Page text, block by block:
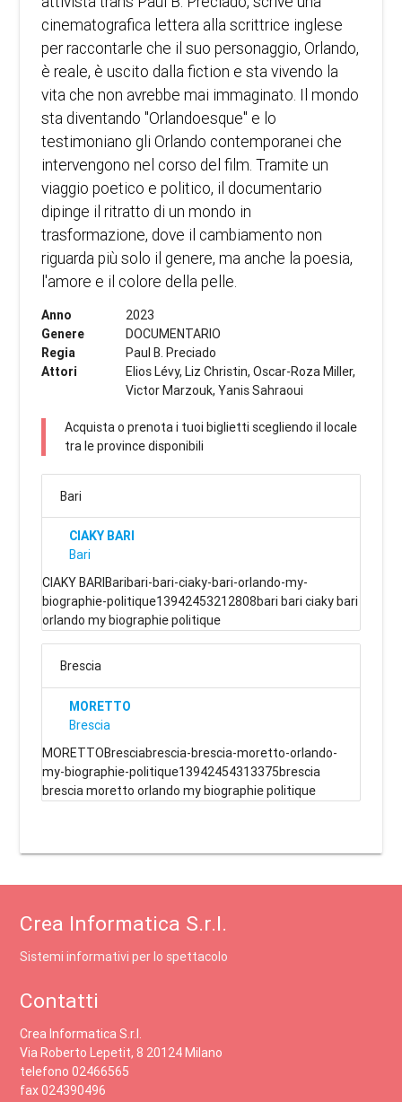
cinematografica lettera alla scrittrice inglese
per raccontarle che il suo personaggio, Orlando,
è reale, è uscito dalla fiction e sta vivendo la
vita che non avrebbe mai immaginato. Il mondo
sta diventando "Orlandoesque" e lo
testimoniano gli Orlando contemporanei che
intervengono nel corso del film. Tramite un
viaggio poetico e politico, il documentario
dipinge il ritratto di un mondo in
trasformazione, dove il cambiamento non
riguarda più solo il genere, ma anche la poesia,
l'amore e il colore della pelle.
Anno
2023
Genere
DOCUMENTARIO
Regia
Paul B. Preciado
Attori
Elios Lévy, Liz Christin, Oscar-Roza Miller,
Victor Marzouk, Yanis Sahraoui
Acquista o prenota i tuoi biglietti scegliendo il locale
tra le province disponibili
Bari
CIAKY BARI
Bari
CIAKY BARIBaribari-bari-ciaky-bari-orlando-my-
biographie-politique13942453212808bari bari ciaky bari
orlando my biographie politique
Brescia
MORETTO
Brescia
MORETTOBresciabrescia-brescia-moretto-orlando-
my-biographie-politique13942454313375brescia
brescia moretto orlando my biographie politique
Crea Informatica S.r.l.
Sistemi informativi per lo spettacolo
Contatti
Crea Informatica S.r.l.
Via Roberto Lepetit, 8 20124 Milano
telefono 02466565
fax 024390496